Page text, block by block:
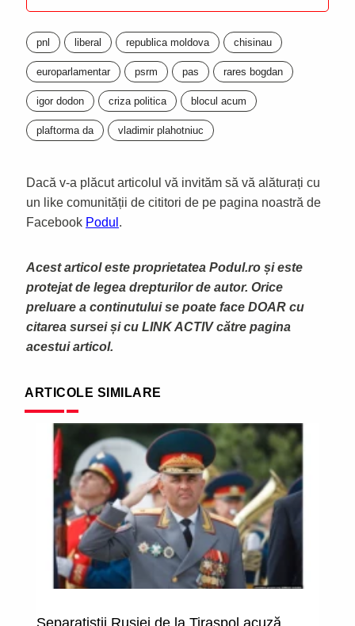
pnl liberal republica moldova chisinau
europarlamentar psrm pas rares bogdan
igor dodon criza politica blocul acum
plaftorma da vladimir plahotniuc
Dacă v-a plăcut articolul vă invităm să vă alăturați cu
un like comunității de cititori de pe pagina noastră de
Facebook Podul .
Acest articol este proprietatea Podul.ro și este
protejat de legea drepturilor de autor. Orice
preluare a continutului se poate face DOAR cu
citarea sursei și cu LINK ACTIV către pagina
acestui articol.
ARTICOLE SIMILARE